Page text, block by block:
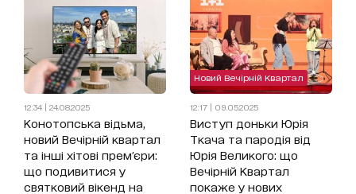
12:34 | 24.08.2025
Конотопська відьма,
новий Вечірній квартал
та інші хітові прем'єри:
що подивитися у
святковий вікенд на
Новий Вечірній Квартал
12:17 | 09.05.2025
Виступ доньки Юрія
Ткача та пародія від
Юрія Великого: що
Вечірній Квартал
покаже у нових